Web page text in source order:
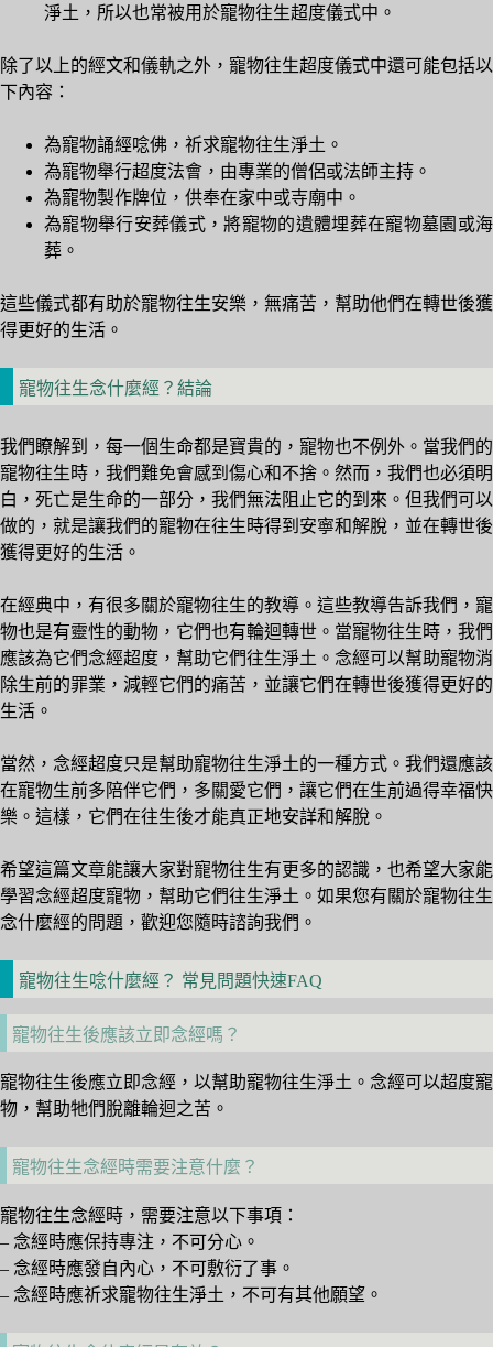
淨土，所以也常被用於寵物往生超度儀式中。
除了以上的經文和儀軌之外，寵物往生超度儀式中還可能包括以
下內容：
為寵物誦經唸佛，祈求寵物往生淨土。
為寵物舉行超度法會，由專業的僧侶或法師主持。
為寵物製作牌位，供奉在家中或寺廟中。
為寵物舉行安葬儀式，將寵物的遺體埋葬在寵物墓園或海
葬。
這些儀式都有助於寵物往生安樂，無痛苦，幫助他們在轉世後獲
得更好的生活。
寵物往生念什麼經？結論
我們瞭解到，每一個生命都是寶貴的，寵物也不例外。當我們的
寵物往生時，我們難免會感到傷心和不捨。然而，我們也必須明
白，死亡是生命的一部分，我們無法阻止它的到來。但我們可以
做的，就是讓我們的寵物在往生時得到安寧和解脫，並在轉世後
獲得更好的生活。
在經典中，有很多關於寵物往生的教導。這些教導告訴我們，寵
物也是有靈性的動物，它們也有輪迴轉世。當寵物往生時，我們
應該為它們念經超度，幫助它們往生淨土。念經可以幫助寵物消
除生前的罪業，減輕它們的痛苦，並讓它們在轉世後獲得更好的
生活。
當然，念經超度只是幫助寵物往生淨土的一種方式。我們還應該
在寵物生前多陪伴它們，多關愛它們，讓它們在生前過得幸福快
樂。這樣，它們在往生後才能真正地安詳和解脫。
希望這篇文章能讓大家對寵物往生有更多的認識，也希望大家能
學習念經超度寵物，幫助它們往生淨土。如果您有關於寵物往生
念什麼經的問題，歡迎您隨時諮詢我們。
寵物往生唸什麼經？ 常見問題快速FAQ
寵物往生後應該立即念經嗎？
寵物往生後應立即念經，以幫助寵物往生淨土。念經可以超度寵
物，幫助牠們脫離輪迴之苦。
寵物往生念經時需要注意什麼？
寵物往生念經時，需要注意以下事項：
– 念經時應保持專注，不可分心。
– 念經時應發自內心，不可敷衍了事。
– 念經時應祈求寵物往生淨土，不可有其他願望。